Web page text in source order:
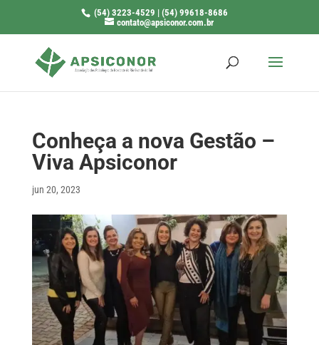
(54) 3223-4529 | (54) 99618-8686
contato@apsiconor.com.br
Conheça a nova Gestão –
Viva Apsiconor
jun 20, 2023